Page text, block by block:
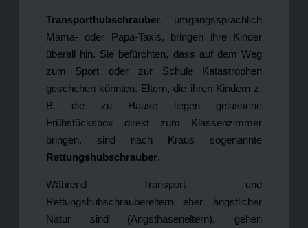
Transporthubschrauber, umgangssprachlich
Mama- oder Papa-Taxis, bringen ihre Kinder
überall hin. Sie befürchten, dass auf dem Weg
zum Sport oder zur Schule Katastrophen
geschehen könnten. Eltern, die ihren Kindern z.
B. die zu Hause liegen gelassene
Frühstücksbox direkt zum Klassenzimmer
bringen, sind nach Kraus sogenannte
Rettungshubschrauber.
Während Transport- und
Rettungshubschraubereltern eher ängstlicher
Natur sind (Angsthaseneltern), gehen